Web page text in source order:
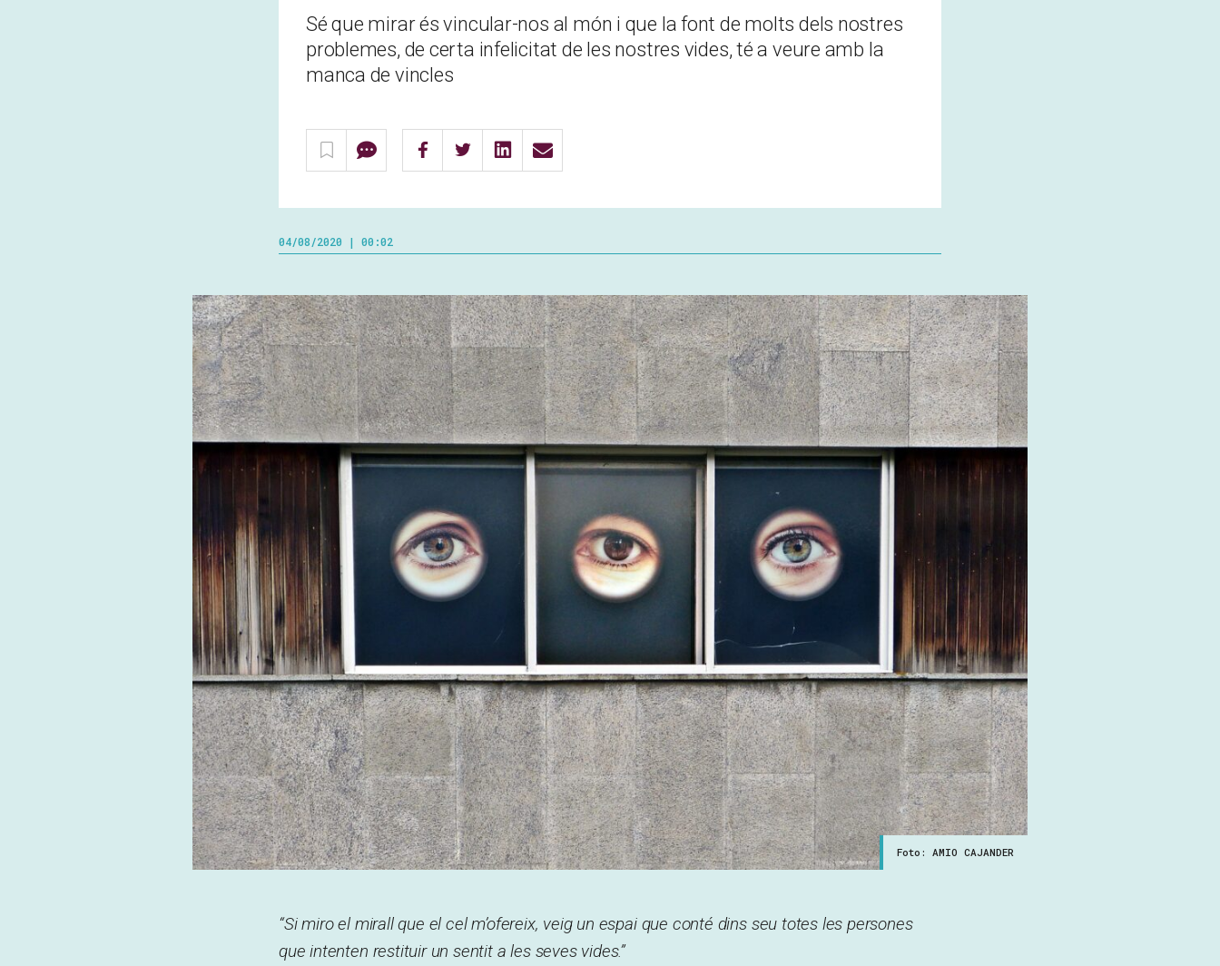
Sé que mirar és vincular-nos al món i que la font de molts dels nostres
problemes, de certa infelicitat de les nostres vides, té a veure amb la
manca de vincles
04/08/2020 | 00:02
Foto: AMIO CAJANDER
“Si miro el mirall que el cel m’ofereix, veig un espai que conté dins seu totes les persones
que intenten restituir un sentit a les seves vides.”